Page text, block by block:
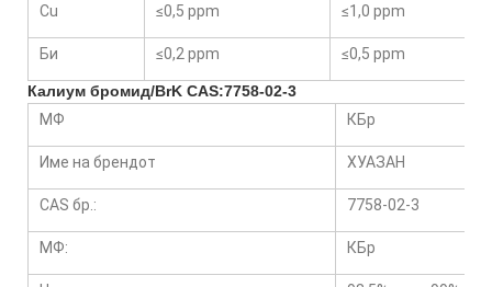
Cu ≤0,5 ppm ≤1,0 ppm
Би ≤0,2 ppm ≤0,5 ppm
Калиум бромид/BrK CAS:7758-02-3
МФ
КБр
Име на брендот ХУАЗАН
CAS бр.: 7758-02-3
МФ: КБр